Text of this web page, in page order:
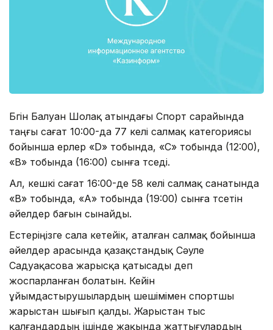
Бүгін Балуан Шолақ атындағы Спорт сарайында
таңғы сағат 10:00-да 77 келі салмақ категориясы
бойынша ерлер «D» тобында, «С» тобында (12:00),
«В» тобында (16:00) сынға түседі.
Ал, кешкі сағат 16:00-де 58 келі салмақ санатында
«В» тобында, «А» тобында (19:00) сынға түсетін
әйелдер бағын сынайды.
Естеріңізге сала кетейік, аталған салмақ бойынша
әйелдер арасында қазақстандық Сәуле
Садуақасова жарысқа қатысады деп
жоспарланған болатын. Кейін
ұйымдастырушылардың шешімімен спортшы
жарыстан шығып қалды. Жарыстан тыс
қалғандардың ішінде жақында жаттығулардың